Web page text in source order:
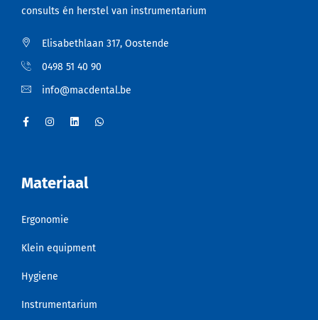
consults én herstel van instrumentarium
Elisabethlaan 317, Oostende
0498 51 40 90
info@macdental.be
Materiaal
Ergonomie
Klein equipment
Hygiene
Instrumentarium